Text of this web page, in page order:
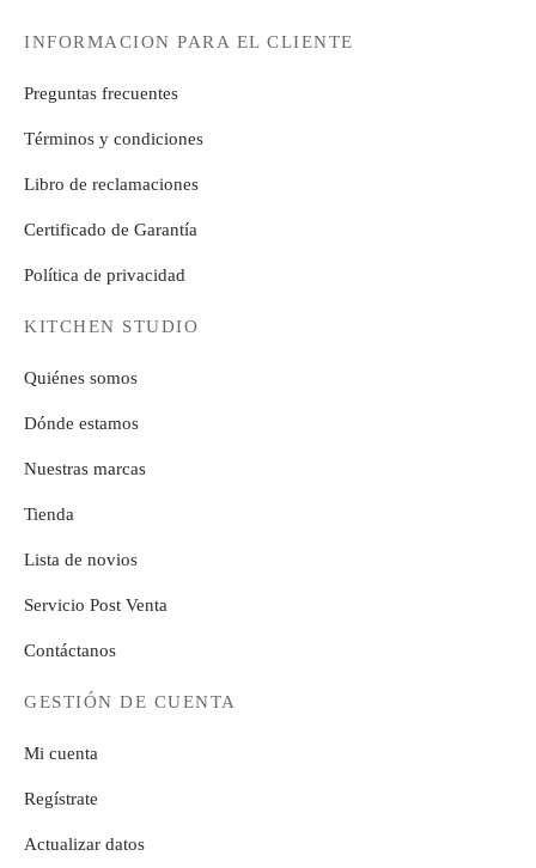
INFORMACION PARA EL CLIENTE
Preguntas frecuentes
Términos y condiciones
Libro de reclamaciones
Certificado de Garantía
Política de privacidad
KITCHEN STUDIO
Quiénes somos
Dónde estamos
Nuestras marcas
Tienda
Lista de novios
Servicio Post Venta
Contáctanos
GESTIÓN DE CUENTA
Mi cuenta
Regístrate
Actualizar datos